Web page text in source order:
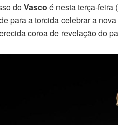
doVasco é nesta terça-feira
para a torcida celebrar a
coroa de revelação do